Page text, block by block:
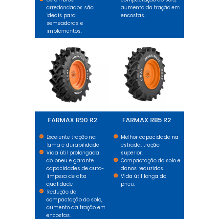
arredondados são
ideais para
semeadoras e
implementos.
aumento da tração em
encostas.
FARMAX R90 R2
Excelente tração na
lama e durabilidade
Vida útil prolongada
do pneu e garante
capacidades de auto-
limpeza de alta
qualidade
Redução da
compactação do solo,
aumento da tração em
encostas.
FARMAX R85 R2
Melhor capacidade na
estrada, tração
superior.
Compactação do solo e
danos reduzidos.
Vida útil longa do
pneu.